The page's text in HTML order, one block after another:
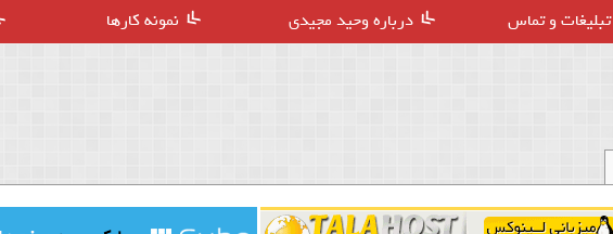
تبلیغات و تماس درباره وحید مجیدی نمونه کارها